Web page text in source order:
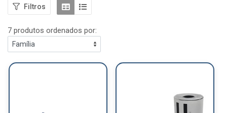
Filtros
7 produtos ordenados por: